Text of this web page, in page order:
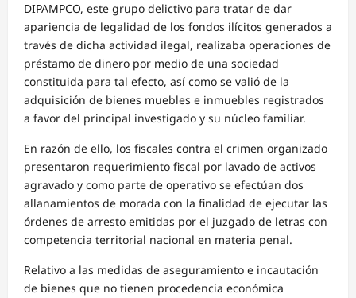
DIPAMPCO, este grupo delictivo para tratar de dar
apariencia de legalidad de los fondos ilícitos generados a
través de dicha actividad ilegal, realizaba operaciones de
préstamo de dinero por medio de una sociedad
constituida para tal efecto, así como se valió de la
adquisición de bienes muebles e inmuebles registrados
a favor del principal investigado y su núcleo familiar.
En razón de ello, los fiscales contra el crimen organizado
presentaron requerimiento fiscal por lavado de activos
agravado y como parte de operativo se efectúan dos
allanamientos de morada con la finalidad de ejecutar las
órdenes de arresto emitidas por el juzgado de letras con
competencia territorial nacional en materia penal.
Relativo a las medidas de aseguramiento e incautación
de bienes que no tienen procedencia económica